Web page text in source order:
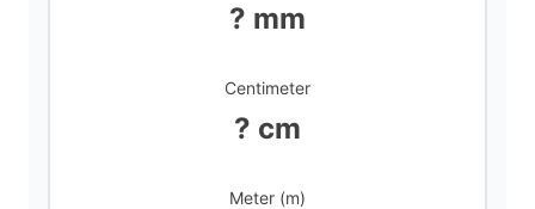
? mm
Centimeter
? cm
Meter (m)